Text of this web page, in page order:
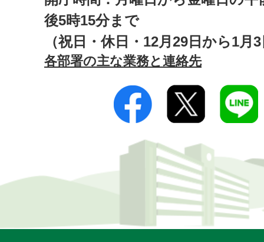
後5時15分まで
（祝日・休日・12月29日から1月
各部署の主な業務と連絡先